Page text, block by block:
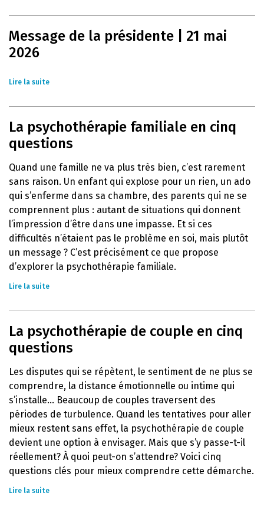
Message de la présidente | 21 mai
2026
Lire la suite
La psychothérapie familiale en cinq
questions
Quand une famille ne va plus très bien, c’est rarement
sans raison. Un enfant qui explose pour un rien, un ado
qui s’enferme dans sa chambre, des parents qui ne se
comprennent plus : autant de situations qui donnent
l’impression d’être dans une impasse. Et si ces
difficultés n’étaient pas le problème en soi, mais plutôt
un message ? C’est précisément ce que propose
d’explorer la psychothérapie familiale.
Lire la suite
La psychothérapie de couple en cinq
questions
Les disputes qui se répètent, le sentiment de ne plus se
comprendre, la distance émotionnelle ou intime qui
s’installe… Beaucoup de couples traversent des
périodes de turbulence. Quand les tentatives pour aller
mieux restent sans effet, la psychothérapie de couple
devient une option à envisager. Mais que s’y passe-t-il
réellement? À quoi peut-on s’attendre? Voici cinq
questions clés pour mieux comprendre cette démarche.
Lire la suite